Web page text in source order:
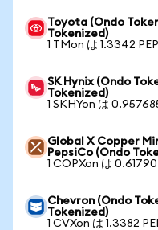
Toyota (Ondo
Tokenized)
1 TMon は 1.3342
SK Hynix (Ondo
Tokenized)
1 SKHYon は
Global X Copper
PepsiCo (Ondo
1 COPXon は
Chevron (Ondo
Tokenized)
1 CVXon は 1.3382